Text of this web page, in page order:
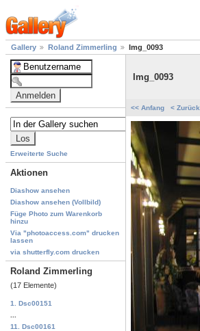
Gallery Roland Zimmerling Img_0093
Erweiterte Suche
Aktionen
Diashow ansehen
Diashow ansehen (Vollbild)
Füge Photo zum Warenkorb
hinzu
Via "photoaccess.com" drucken
lassen
via shutterfly.com drucken
Roland Zimmerling
(17 Elemente)
1. Dsc00151
11. Dsc00161
Img_0093
<< Anfang < Zurück